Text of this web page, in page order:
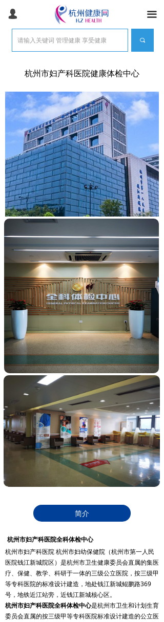
끀
首页
体检常识
健康管理
医美抗衰
医疗旅游
产品服务
团检预约
智能健康
넙
끠
杭州市妇产科医院健康体检中心
简介
杭州市妇产科医院全科体检中心
杭州市妇产科医院 杭州市妇幼保健院（杭州市第一人民
医院钱江新城院区）是杭州市卫生健康委员会直属的集医
疗、保健、教学、科研于一体的三级公立医院，按三级甲
等专科医院的标准设计建造，地处钱江新城鲲鹏路369
号，地铁近江站旁，近钱江新城核心区。
杭州市妇产科医院全科体检中心是杭州市卫生和计划生育
委员会直属的按三级甲等专科医院标准设计建造的公立医